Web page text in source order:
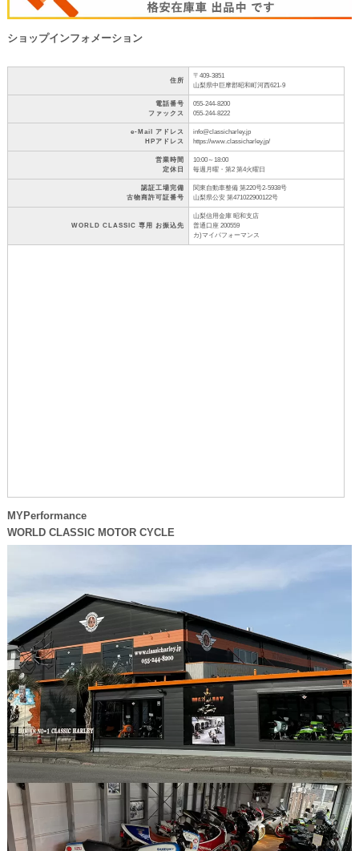
ショップインフォメーション
住所
〒409-3851
山梨県中巨摩郡昭和町河西621-9
電話番号
ファックス
055-244-8200
055-244-8222
e-Mail アドレス
HPアドレス
info@classicharley.jp
https://www.classicharley.jp/
営業時間
定休日
10:00～18:00
毎週月曜・第2 第4火曜日
認証工場完備
古物商許可証番号
関東自動車整備 第220号2-5938号
山梨県公安 第471022900122号
WORLD CLASSIC 専用 お振込先
山梨信用金庫 昭和支店
普通口座 200559
カ)マイパフォーマンス
MYPerformance
WORLD CLASSIC MOTOR CYCLE